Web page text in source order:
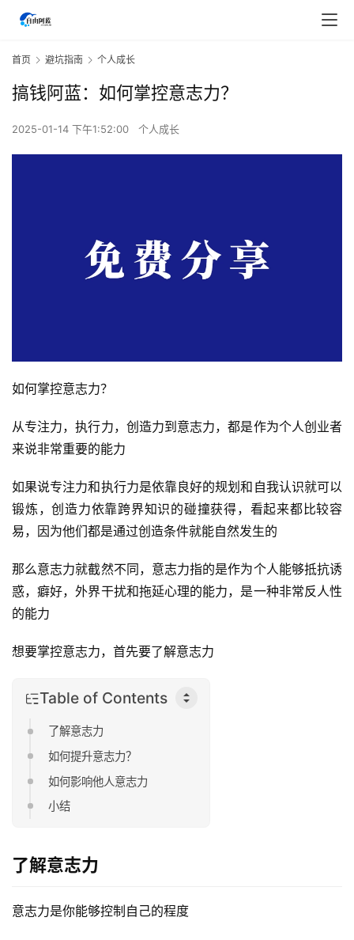
首页 避坑指南 个人成长
搞钱阿蓝：如何掌控意志力？
2025-01-14 下午1:52:00 个人成长
如何掌控意志力？
从专注力，执行力，创造力到意志力，都是作为个人创业者
来说非常重要的能力
如果说专注力和执行力是依靠良好的规划和自我认识就可以
锻炼，创造力依靠跨界知识的碰撞获得，看起来都比较容
易，因为他们都是通过创造条件就能自然发生的
那么意志力就截然不同，意志力指的是作为个人能够抵抗诱
惑，癖好，外界干扰和拖延心理的能力，是一种非常反人性
的能力
想要掌控意志力，首先要了解意志力
Table of Contents
了解意志力
如何提升意志力？
如何影响他人意志力
小结
了解意志力
意志力是你能够控制自己的程度